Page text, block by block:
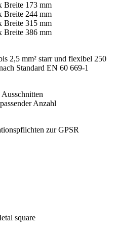
Breite 173 mm
Breite 244 mm
Breite 315 mm
Breite 386 mm
2,5 mm² starr und flexibel 250
Standard EN 60 669-1
Anzahl
zur GPSR
square